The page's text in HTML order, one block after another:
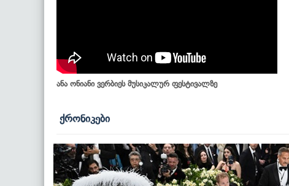
ანა ონიანი ვერბიეს მუსიკალურ ფესტივალზე
ქრონიკები